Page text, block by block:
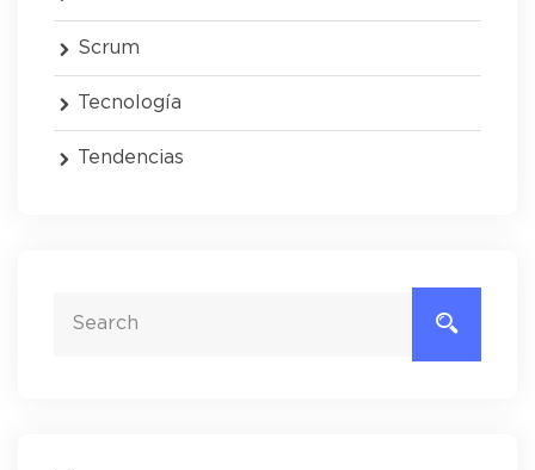
Scrum
Tecnología
Tendencias